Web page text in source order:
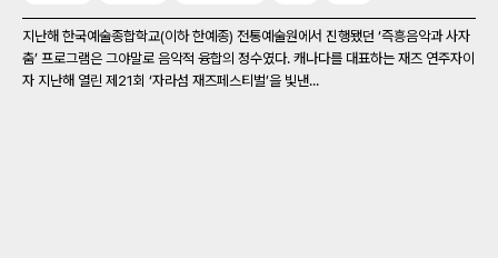
지난해 한국예술종합학교(이하 한예종) 전통예술원에서 진행됐던 ‘즉흥음악과 사자
춤’ 프로그램은 그야말로 음악적 융합의 정수였다. 캐나다를 대표하는 재즈 연주자이
자 지난해 열린 제21회 ‘자라섬 재즈페스티벌’을 빛낸...